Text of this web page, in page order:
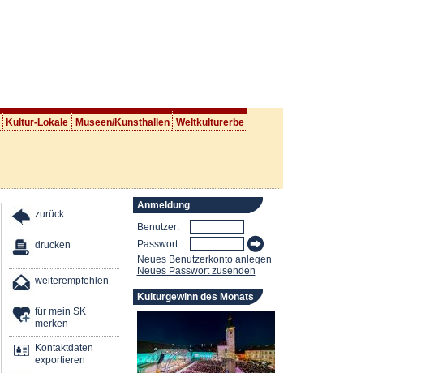
Kultur-Lokale Museen/Kunsthallen Weltkulturerbe
zurück
drucken
weiterempfehlen
für mein SK
merken
Kontaktdaten
exportieren
Anmeldung
Benutzer:
Passwort:
Neues Benutzerkonto anlegen
Neues Passwort zusenden
Kulturgewinn des Monats